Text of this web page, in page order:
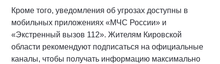
Кроме того, уведомления об угрозах доступны в
мобильных приложениях «МЧС России» и
«Экстренный вызов 112». Жителям Кировской
области рекомендуют подписаться на официальные
каналы, чтобы получать информацию максимально